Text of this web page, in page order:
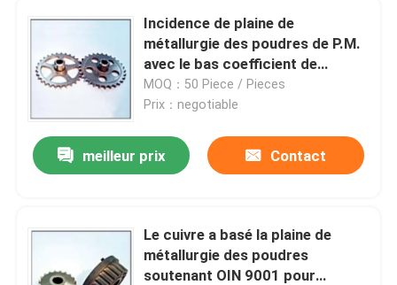
Incidence de plaine de
métallurgie des poudres de P.M.
avec le bas coefficient de
frottement
MOQ：50 Piece / Pieces
Prix：negotiable
meilleur prix Contact
Le cuivre a basé la plaine de
métallurgie des poudres
soutenant OIN 9001 pour